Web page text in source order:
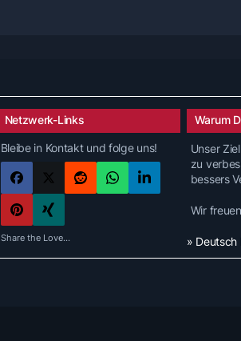
Netzwerk-Links
Bleibe in Kontakt und folge uns!
Share the Love...
Warum
Unser
zu
bessers
Wir
» Deutsch